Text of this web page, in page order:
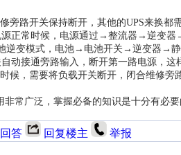
旁路开关保持断开，其他的UPS来换都
源正常时候，电源通过→整流器→逆变
逆变模式，电池→电池开关→逆变器→
动接通旁路输入，断开第一路电源，
时候，需要将负载开关断开，闭合维修
非常广泛，掌握必备的知识是十分有必
答 回复楼主 举报